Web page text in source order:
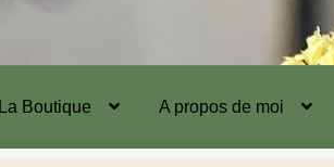
La Boutique A propos de moi